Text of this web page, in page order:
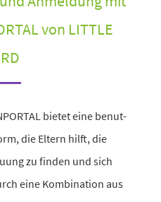
von LITTLE
bietet eine benut­
die Eltern hilft, die
zu finden und sich
eine Kombination aus